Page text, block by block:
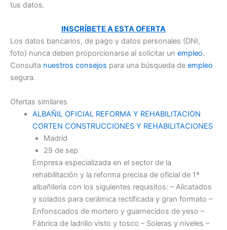
tus datos.
INSCRÍBETE A ESTA OFERTA
Los datos bancarios, de pago y datos personales (DNI,
foto) nunca deben proporcionarse al solicitar un empleo.
Consulta nuestros consejos para una búsqueda de empleo
segura.
Ofertas similares
ALBAÑIL OFICIAL REFORMA Y REHABILITACION
CORTEN CONSTRUCCIONES Y REHABILITACIONES
Madrid
29 de sep
Empresa especializada en el sector de la
rehabilitación y la reforma precisa de oficial de 1ª
albañilería con los siguientes requisitos: – Alicatados
y solados para cerámica rectificada y gran formato –
Enfonscados de mortero y guarnecidos de yeso –
Fábrica de ladrillo visto y tosco – Soleras y niveles –